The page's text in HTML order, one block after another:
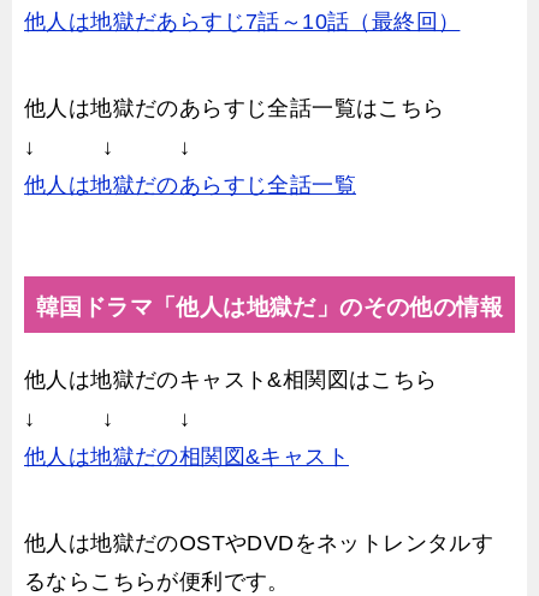
他人は地獄だあらすじ7話～10話（最終回）
他人は地獄だのあらすじ全話一覧はこちら
↓ ↓ ↓
他人は地獄だのあらすじ全話一覧
韓国ドラマ「他人は地獄だ」のその他の情報
他人は地獄だのキャスト&相関図はこちら
↓ ↓ ↓
他人は地獄だの相関図&キャスト
他人は地獄だのOSTやDVDをネットレンタルす
るならこちらが便利です。